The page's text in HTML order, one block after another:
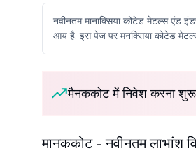
नवीनतम मानाक्सिया कोटेड मेटल्स एंड
आय है. इस पेज पर मनक्सिया कोटेड मेटल्स
मैनककोट में निवेश करना
मानककोट - नवीनतम लाभांश